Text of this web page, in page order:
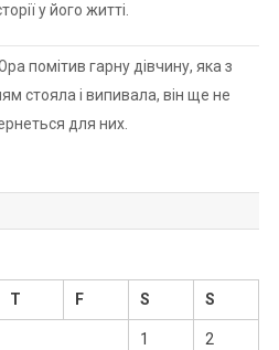
у його житті.
помітив гарну дівчину, яка з
стояла і випивала, він ще не
для них.
T F S S
1 2